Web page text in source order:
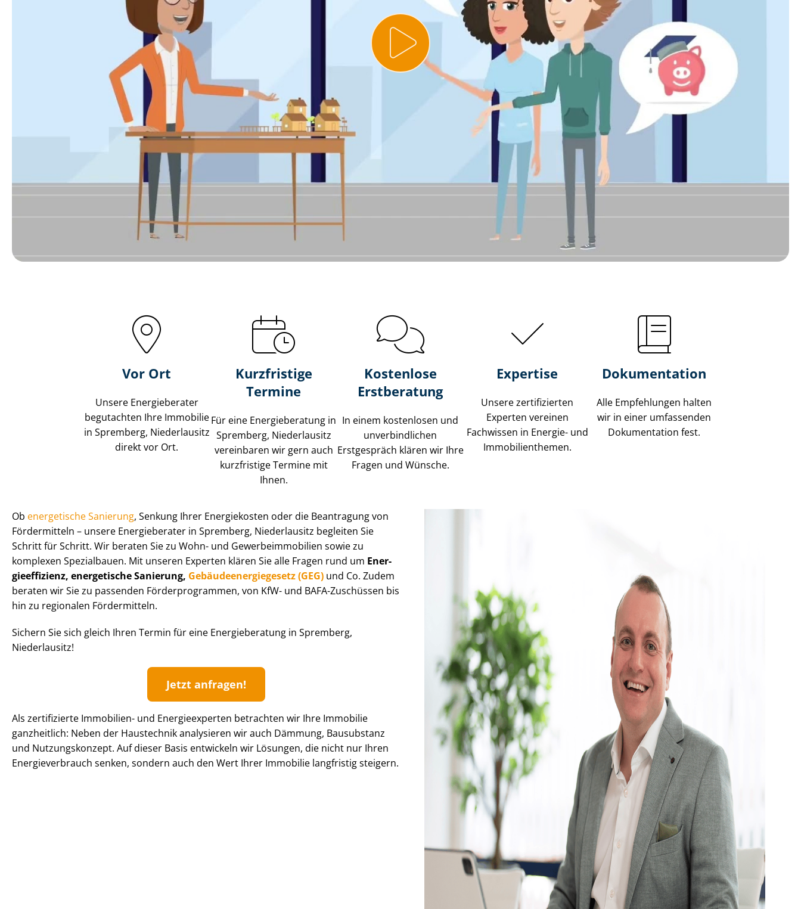
Vor Ort
Unsere Energieberater
begutachten Ihre Immobilie
in Spremberg, Niederlausitz
direkt vor Ort.
Kurzfristige
Termine
Für eine Energieberatung in
Spremberg, Niederlausitz
vereinbaren wir gern auch
kurzfristige Termine mit
Ihnen.
Kostenlose
Erstberatung
In einem kostenlosen und
unverbindlichen
Erstgespräch klären wir Ihre
Fragen und Wünsche.
Expertise
Unsere zertifizierten
Experten vereinen
Fachwissen in Energie- und
Im­mo­bi­li­en­the­men.
Dokumentation
Alle Empfehlungen halten
wir in einer umfassenden
Dokumentation fest.
Ob energetische Sanierung, Senkung Ihrer Energiekosten oder die Beantragung von
Fördermitteln – unsere Energieberater in Spremberg, Niederlausitz begleiten Sie
Schritt für Schritt. Wir beraten Sie zu Wohn- und Ge­wer­be­im­mo­bi­li­en sowie zu
komplexen Spezialbauen. Mit unseren Experten klären Sie alle Fragen rund um En­er­
gie­ef­fi­zi­enz, energetische Sanierung, Ge­bäu­de­en­er­gie­ge­setz (GEG) und Co. Zudem
beraten wir Sie zu passenden För­der­pro­gram­men, von KfW- und BAFA-Zuschüssen bis
hin zu regionalen Fördermitteln.
Sichern Sie sich gleich Ihren Termin für eine Energieberatung in Spremberg,
Niederlausitz!
Jetzt anfragen!
Als zertifizierte Immobilien- und Energieexperten betrachten wir Ihre Immobilie
ganzheitlich: Neben der Haustechnik analysieren wir auch Dämmung, Bausubstanz
und Nutzungskonzept. Auf dieser Basis entwickeln wir Lösungen, die nicht nur Ihren
En­er­gie­ver­brauch senken, sondern auch den Wert Ihrer Immobilie langfristig steigern.